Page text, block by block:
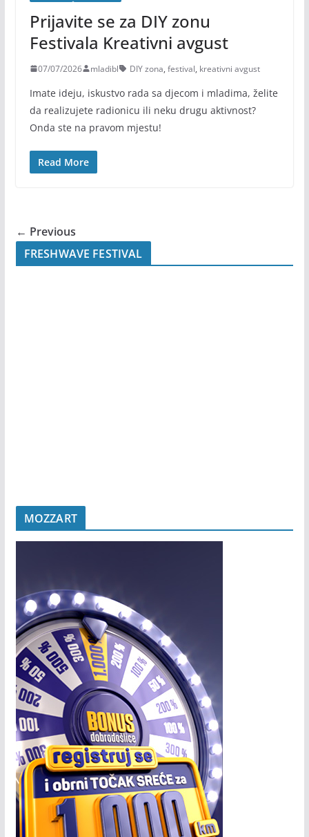
Prijavite se za DIY zonu
Festivala Kreativni avgust
07/07/2026 mladibl DIY zona, festival, kreativni avgust
Imate ideju, iskustvo rada sa djecom i mladima, želite
da realizujete radionicu ili neku drugu aktivnost?
Onda ste na pravom mjestu!
Read More
← Previous
FRESHWAVE FESTIVAL
MOZZART